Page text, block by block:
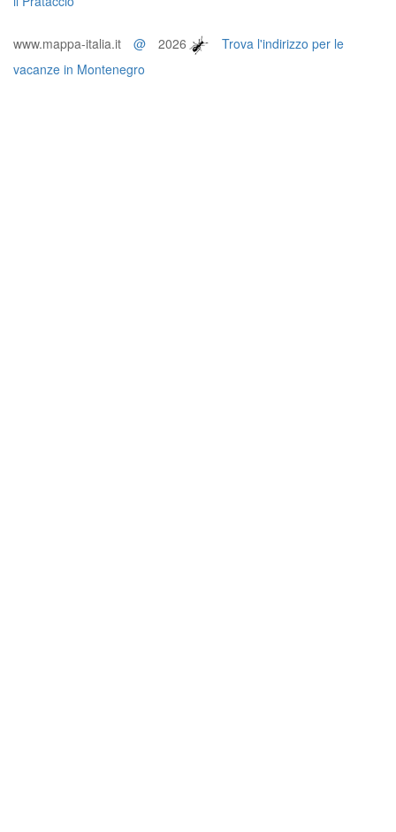
www.mappa-italia.it @ 2026
Trova l'indirizzo per le
vacanze in Montenegro